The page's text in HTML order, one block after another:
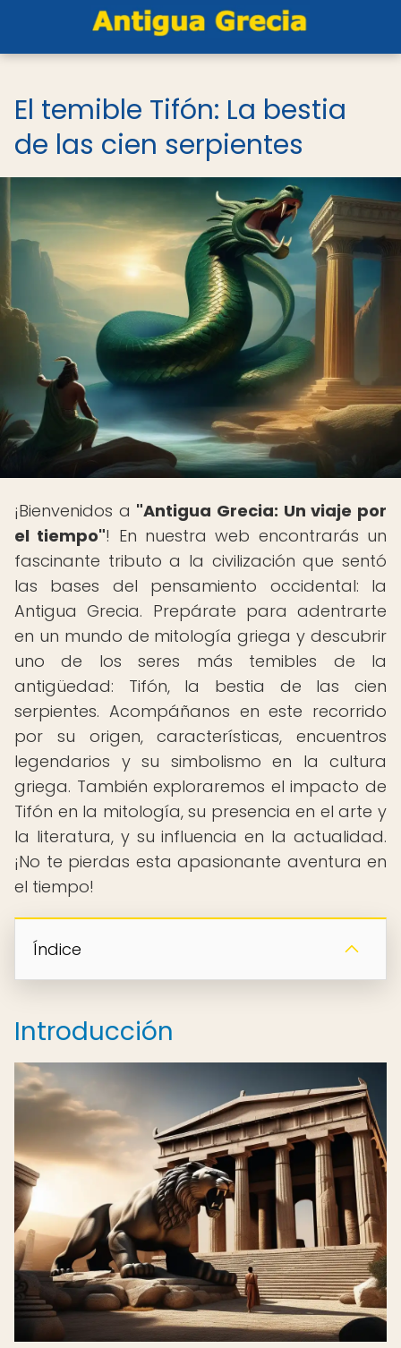
El temible Tifón: La bestia
de las cien serpientes
¡Bienvenidos a "Antigua Grecia: Un viaje por
el tiempo"! En nuestra web encontrarás un
fascinante tributo a la civilización que sentó
las bases del pensamiento occidental: la
Antigua Grecia. Prepárate para adentrarte
en un mundo de mitología griega y descubrir
uno de los seres más temibles de la
antigüedad: Tifón, la bestia de las cien
serpientes. Acompáñanos en este recorrido
por su origen, características, encuentros
legendarios y su simbolismo en la cultura
griega. También exploraremos el impacto de
Tifón en la mitología, su presencia en el arte y
la literatura, y su influencia en la actualidad.
¡No te pierdas esta apasionante aventura en
el tiempo!
Índice
Introducción